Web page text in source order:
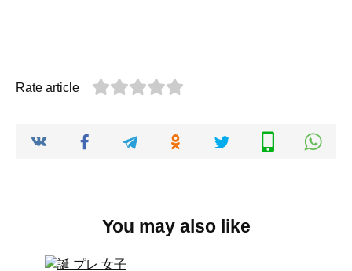
Rate article
You may also like